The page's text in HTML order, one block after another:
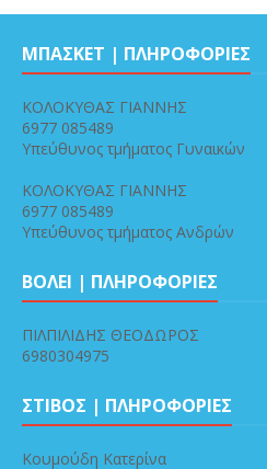
ΜΠΑΣΚΕΤ | ΠΛΗΡΟΦΟΡΙΕΣ
ΚΟΛΟΚΥΘΑΣ ΓΙΑΝΝΗΣ
6977 085489
Υπεύθυνος τμήματος Γυναικών
ΚΟΛΟΚΥΘΑΣ ΓΙΑΝΝΗΣ
6977 085489
Υπεύθυνος τμήματος Ανδρών
ΒΟΛΕΙ | ΠΛΗΡΟΦΟΡΙΕΣ
ΠΙΛΠΙΛΙΔΗΣ ΘΕΟΔΩΡΟΣ
6980304975
ΣΤΙΒΟΣ | ΠΛΗΡΟΦΟΡΙΕΣ
Κουμούδη Κατερίνα